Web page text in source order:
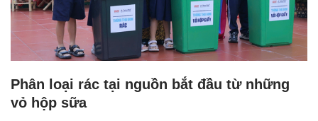
Phân loại rác tại nguồn bắt đầu từ những
vỏ hộp sữa